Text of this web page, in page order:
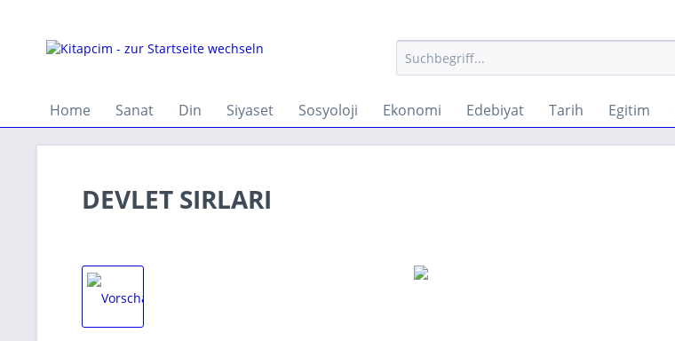
Home Sanat Din Siyaset Sosyoloji Ekonomi Edebiyat Tarih Egitim
DEVLET SIRLARI